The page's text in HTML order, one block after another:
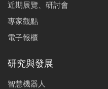
近期展覽、研討會
專家觀點
電子報櫃
研究與發展
智慧機器人